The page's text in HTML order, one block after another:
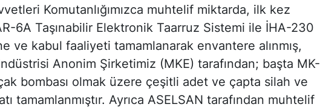
Komutanlığımızca muhtelif miktarda, ilk kez
6A Taşınabilir Elektronik Taarruz Sistemi ile İHA-230
ve kabul faaliyeti tamamlanarak envantere alınmış,
Anonim Şirketimiz (MKE) tarafından; başta MK-
bombası olmak üzere çeşitli adet ve çapta silah ve
tamamlanmıştır. Ayrıca ASELSAN tarafından muhtelif